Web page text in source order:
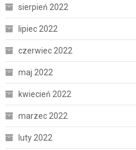
sierpień 2022
lipiec 2022
czerwiec 2022
maj 2022
kwiecień 2022
marzec 2022
luty 2022